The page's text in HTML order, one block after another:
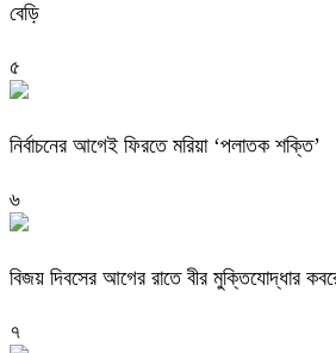
বেড়ি
৫
নির্বাচনের আগেই ফিরতে মরিয়া ‘পলাতক শক্তি’
৬
বিজয় দিবসের আগের রাতে বীর মুক্তিযোদ্ধার
৭